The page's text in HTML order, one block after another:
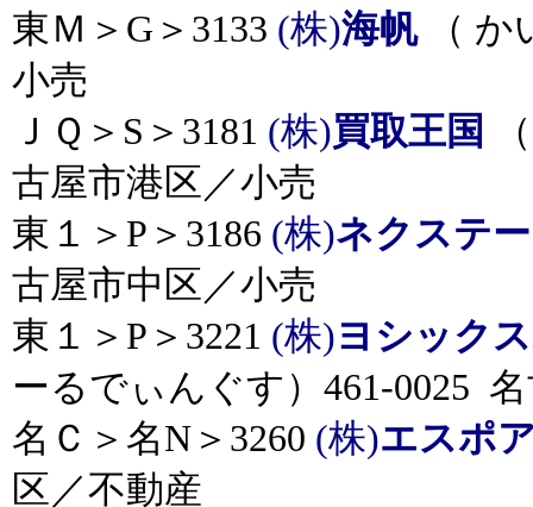
東Ｍ＞G＞3133 (株)海帆（ か
小売
ＪＱ＞S＞3181 (株)買取王国
古屋市港区／小売
東１＞P＞3186 (株)ネクステ
古屋市中区／小売
東１＞P＞3221 (株)ヨシック
ーるでぃんぐす）461-0025
名Ｃ＞名N＞3260 (株)エスポ
区／不動産